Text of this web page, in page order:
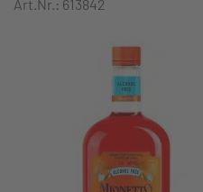
Art.Nr.: 613842